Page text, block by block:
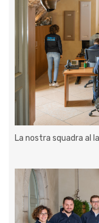
La nostra squadra al